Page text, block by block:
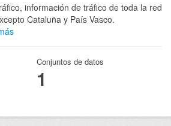
información de tráfico de toda la red
Cataluña y País Vasco.
Conjuntos de datos
1